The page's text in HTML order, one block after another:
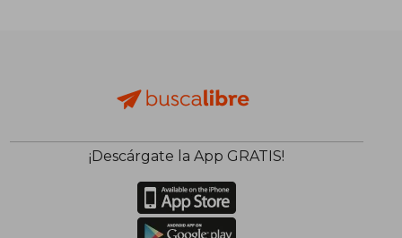
¡Descárgate la App GRATIS!